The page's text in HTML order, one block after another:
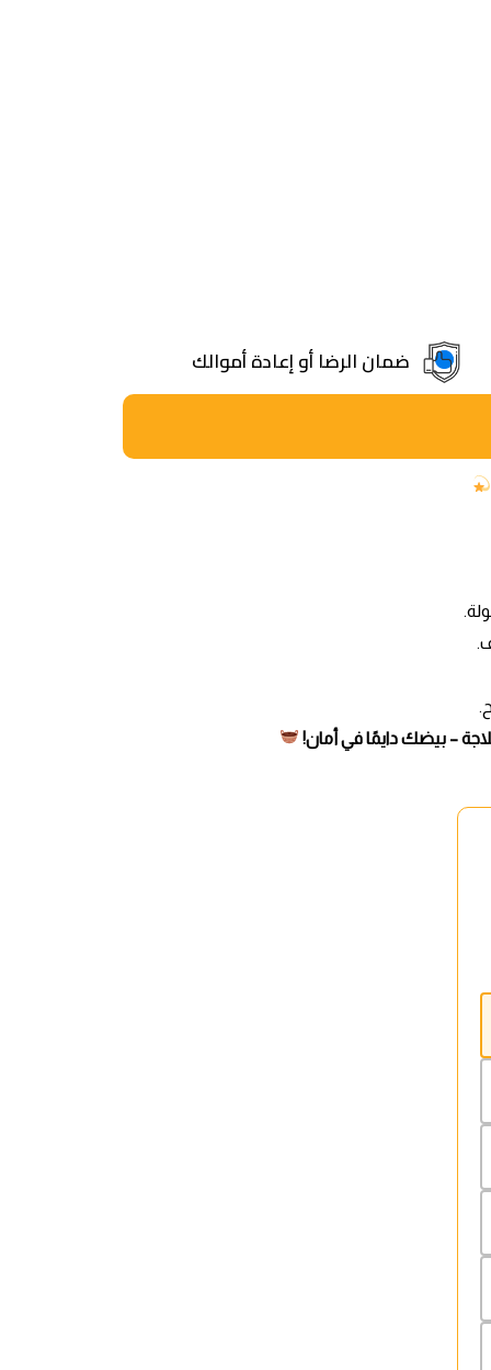
ضمان الرضا أو إعادة أموالك
– بيضك دايمًا في أمان!